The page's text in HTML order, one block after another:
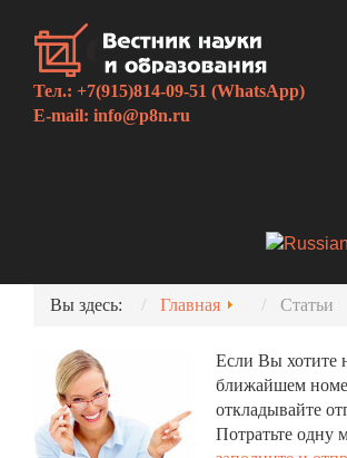
Тел.: +7(915)814-09-51 (WhatsApp)
E-mail: info@p8n.ru
Вы здесь: Главная Статьи
Если Вы хотите
ближайшем
откладывайте
Потратьте одну